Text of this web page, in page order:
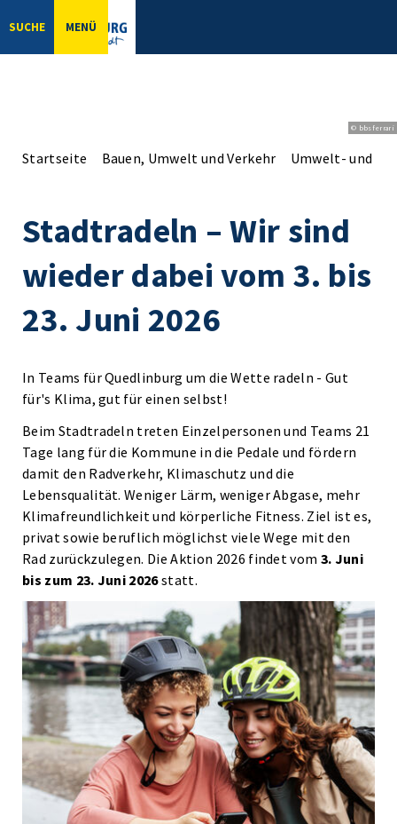
SUCHE MENÜ
© bbsferrari
Startseite Bauen, Umwelt und Verkehr Umwelt- und
Stadtradeln – Wir sind
wieder dabei vom 3. bis
23. Juni 2026
In Teams für Quedlinburg um die Wette radeln - Gut
für's Klima, gut für einen selbst!
Beim Stadtradeln treten Einzelpersonen und Teams 21
Tage lang für die Kommune in die Pedale und fördern
damit den Radverkehr, Klimaschutz und die
Lebensqualität. Weniger Lärm, weniger Abgase, mehr
Klimafreundlichkeit und körperliche Fitness. Ziel ist es,
privat sowie beruflich möglichst viele Wege mit den
Rad zurückzulegen. Die Aktion 2026 findet vom 3. Juni
bis zum 23. Juni 2026statt.